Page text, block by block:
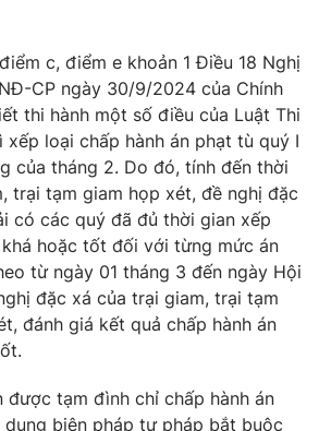
VTV8
English
Truyền hình Việt Nam
c, điểm e khoản 1 Điều 18 Nghị
CP ngày 30/9/2024 của Chính
thi hành một số điều của Luật Thi
xếp loại chấp hành án phạt tù quý I
của tháng 2. Do đó, tính đến thời
trại tạm giam họp xét, đề nghị đặc
có các quý đã đủ thời gian xếp
hoặc tốt đối với từng mức án
từ ngày 01 tháng 3 đến ngày Hội
đặc xá của trại giam, trại tạm
đánh giá kết quả chấp hành án
được tạm đình chỉ chấp hành án
biện pháp tư pháp bắt buộc